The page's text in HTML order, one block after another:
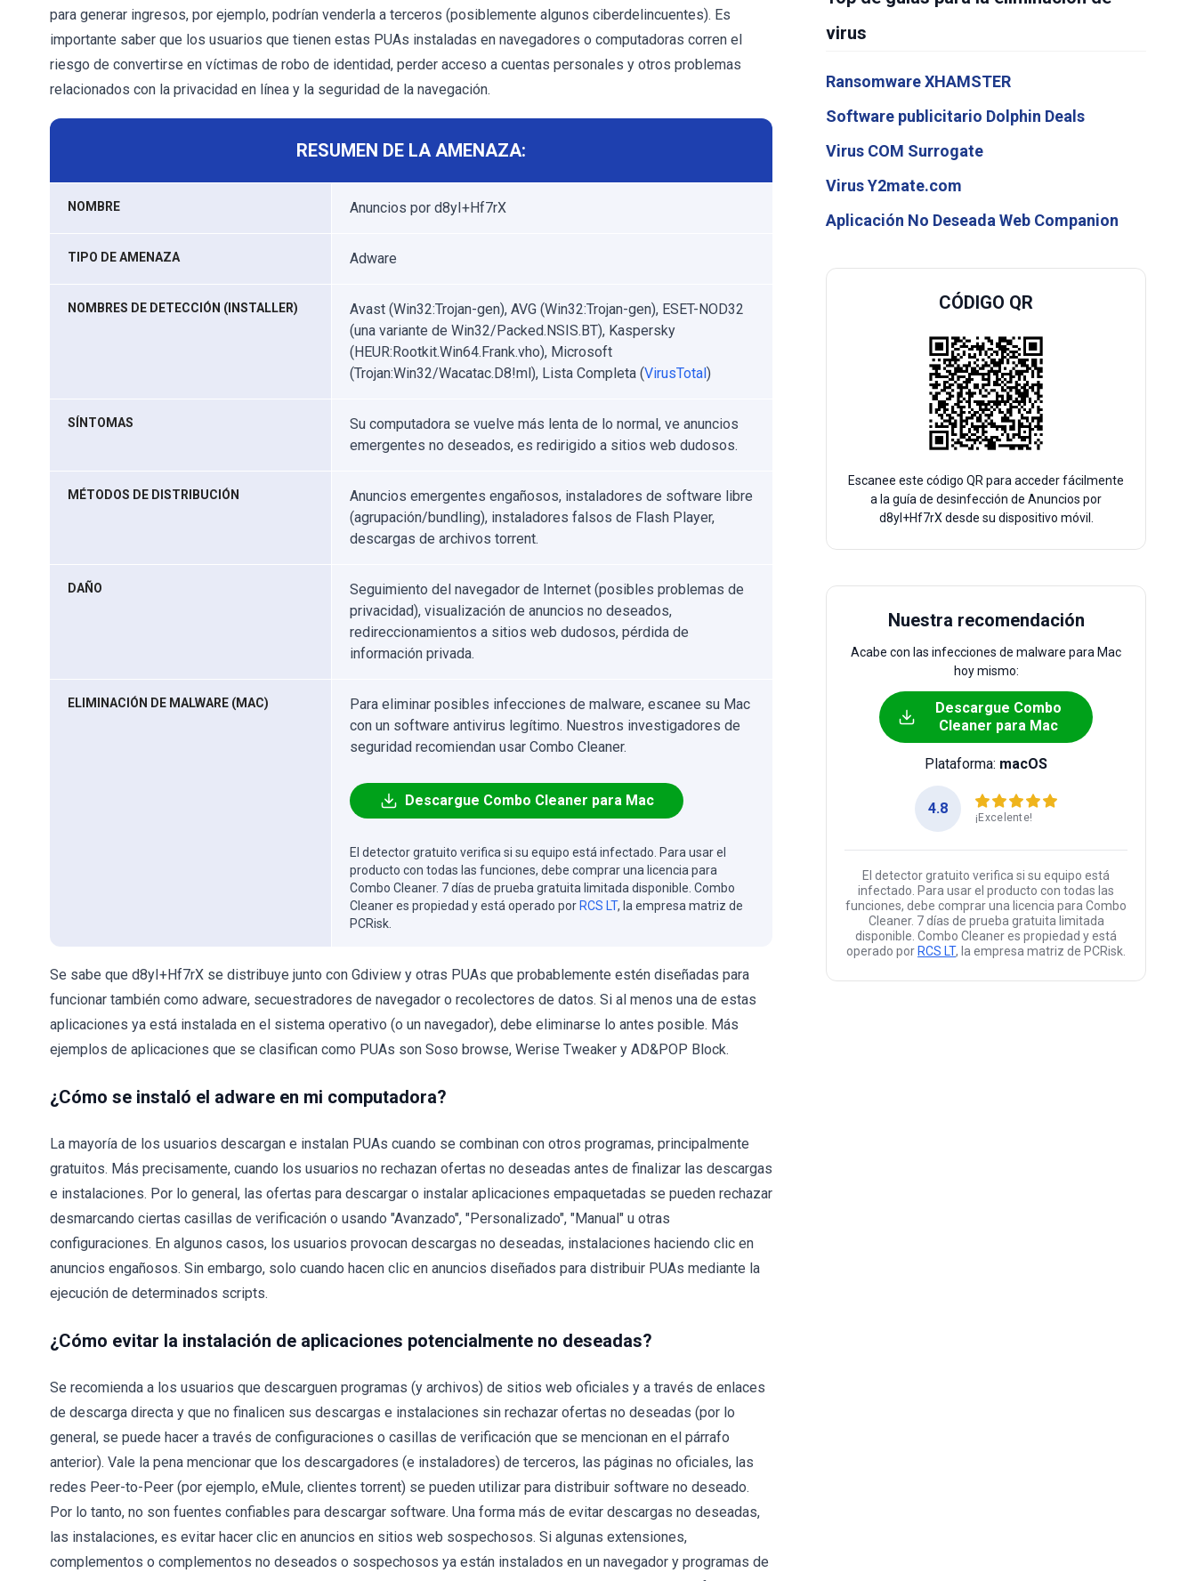
para generar ingresos, por ejemplo, podrían venderla a terceros (posiblemente algunos ciberdelincuentes). Es
importante saber que los usuarios que tienen estas PUAs instaladas en navegadores o computadoras corren el
riesgo de convertirse en víctimas de robo de identidad, perder acceso a cuentas personales y otros problemas
relacionados con la privacidad en línea y la seguridad de la navegación.
RESUMEN DE LA AMENAZA:
NOMBRE Anuncios por d8yI+Hf7rX
TIPO DE AMENAZA Adware
NOMBRES DE DETECCIÓN (INSTALLER)
Avast (Win32:Trojan-gen), AVG (Win32:Trojan-gen), ESET-NOD32
(una variante de Win32/Packed.NSIS.BT), Kaspersky
(HEUR:Rootkit.Win64.Frank.vho), Microsoft
(Trojan:Win32/Wacatac.D8!ml), Lista Completa (VirusTotal)
SÍNTOMAS
Su computadora se vuelve más lenta de lo normal, ve anuncios
emergentes no deseados, es redirigido a sitios web dudosos.
MÉTODOS DE DISTRIBUCIÓN
Anuncios emergentes engañosos, instaladores de software libre
(agrupación/bundling), instaladores falsos de Flash Player,
descargas de archivos torrent.
DAÑO
Seguimiento del navegador de Internet (posibles problemas de
privacidad), visualización de anuncios no deseados,
redireccionamientos a sitios web dudosos, pérdida de
información privada.
ELIMINACIÓN DE MALWARE (MAC)
Para eliminar posibles infecciones de malware, escanee su Mac
con un software antivirus legítimo. Nuestros investigadores de
seguridad recomiendan usar Combo Cleaner.
Descargue Combo Cleaner para Mac
El detector gratuito verifica si su equipo está infectado. Para usar el
producto con todas las funciones, debe comprar una licencia para
Combo Cleaner. 7 días de prueba gratuita limitada disponible. Combo
Cleaner es propiedad y está operado por RCS LT, la empresa matriz de
PCRisk.
Se sabe que d8yI+Hf7rX se distribuye junto con Gdiview y otras PUAs que probablemente estén diseñadas para
funcionar también como adware, secuestradores de navegador o recolectores de datos. Si al menos una de estas
aplicaciones ya está instalada en el sistema operativo (o un navegador), debe eliminarse lo antes posible. Más
ejemplos de aplicaciones que se clasifican como PUAs son Soso browse, Werise Tweaker y AD&POP Block.
¿Cómo se instaló el adware en mi computadora?
La mayoría de los usuarios descargan e instalan PUAs cuando se combinan con otros programas, principalmente
gratuitos. Más precisamente, cuando los usuarios no rechazan ofertas no deseadas antes de finalizar las descargas
e instalaciones. Por lo general, las ofertas para descargar o instalar aplicaciones empaquetadas se pueden rechazar
desmarcando ciertas casillas de verificación o usando "Avanzado", "Personalizado", "Manual" u otras
configuraciones. En algunos casos, los usuarios provocan descargas no deseadas, instalaciones haciendo clic en
anuncios engañosos. Sin embargo, solo cuando hacen clic en anuncios diseñados para distribuir PUAs mediante la
ejecución de determinados scripts.
¿Cómo evitar la instalación de aplicaciones potencialmente no deseadas?
Se recomienda a los usuarios que descarguen programas (y archivos) de sitios web oficiales y a través de enlaces
de descarga directa y que no finalicen sus descargas e instalaciones sin rechazar ofertas no deseadas (por lo
general, se puede hacer a través de configuraciones o casillas de verificación que se mencionan en el párrafo
anterior). Vale la pena mencionar que los descargadores (e instaladores) de terceros, las páginas no oficiales, las
redes Peer-to-Peer (por ejemplo, eMule, clientes torrent) se pueden utilizar para distribuir software no deseado.
Por lo tanto, no son fuentes confiables para descargar software. Una forma más de evitar descargas no deseadas,
las instalaciones, es evitar hacer clic en anuncios en sitios web sospechosos. Si algunas extensiones,
complementos o complementos no deseados o sospechosos ya están instalados en un navegador y programas de
virus
Ransomware XHAMSTER
Software publicitario Dolphin Deals
Virus COM Surrogate
Virus Y2mate.com
Aplicación No Deseada Web Companion
CÓDIGO QR
Escanee este código QR para acceder fácilmente
a la guía de desinfección de Anuncios por
d8yI+Hf7rX desde su dispositivo móvil.
Nuestra recomendación
Acabe con las infecciones de malware para Mac
hoy mismo:
Descargue Combo
Cleaner para Mac
Plataforma: macOS
4.8
¡Excelente!
El detector gratuito verifica si su equipo está
infectado. Para usar el producto con todas las
funciones, debe comprar una licencia para Combo
Cleaner. 7 días de prueba gratuita limitada
disponible. Combo Cleaner es propiedad y está
operado por RCS LT, la empresa matriz de PCRisk.